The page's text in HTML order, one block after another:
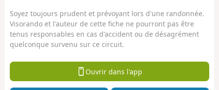
Soyez toujours prudent et prévoyant lors d'une randonnée.
Visorando et l'auteur de cette fiche ne pourront pas être
tenus responsables en cas d'accident ou de désagrément
quelconque survenu sur ce circuit.
Ouvrir dans l'app